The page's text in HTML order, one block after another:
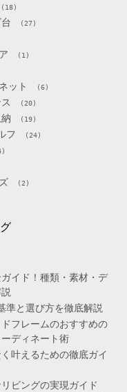
(18)
(27)
(1)
ット (6)
(20)
(19)
フ (24)
(2)
イド！種類・素材・デ
準と選び方を徹底解説
フレームのおすすめの
ディネート術
叶えるための徹底ガイ
ビングの実現ガイド